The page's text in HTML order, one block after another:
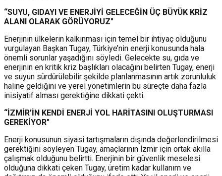
“SUYU, GIDAYI VE ENERJİYİ GELECEĞİN ÜÇ BÜYÜK KRİZ
ALANI OLARAK GÖRÜYORUZ"
Enerjinin ülkelerin kalkınması için temel bir ihtiyaç olduğunu
vurgulayan Başkan Tugay, Türkiye’nin enerji konusunda hala
önemli sorunlar yaşadığını söyledi. Gelecekte su, gıda ve
enerjinin en kritik kriz başlıkları olacağını belirten Tugay, enerji
ve suyun sürdürülebilir şekilde planlanmasının artık zorunluluk
haline geldiğini ve yerel yönetimlerin bu süreçte daha fazla
inisiyatif alması gerektiğine dikkati çekti.
“İZMİR'İN KENDİ ENERJİ YOL HARİTASINI OLUŞTURMASI
GEREKİYOR"
Enerji konusunun siyasi tartışmaların dışında değerlendirilmesi
gerektiğini söyleyen Tugay, amaçlarının İzmir için ortak akılla
çalışmak olduğunu belirtti. Enerjinin bir güvenlik meselesi
olduğuna dikkati çeken Tugay, üretim kadar kullanım ve